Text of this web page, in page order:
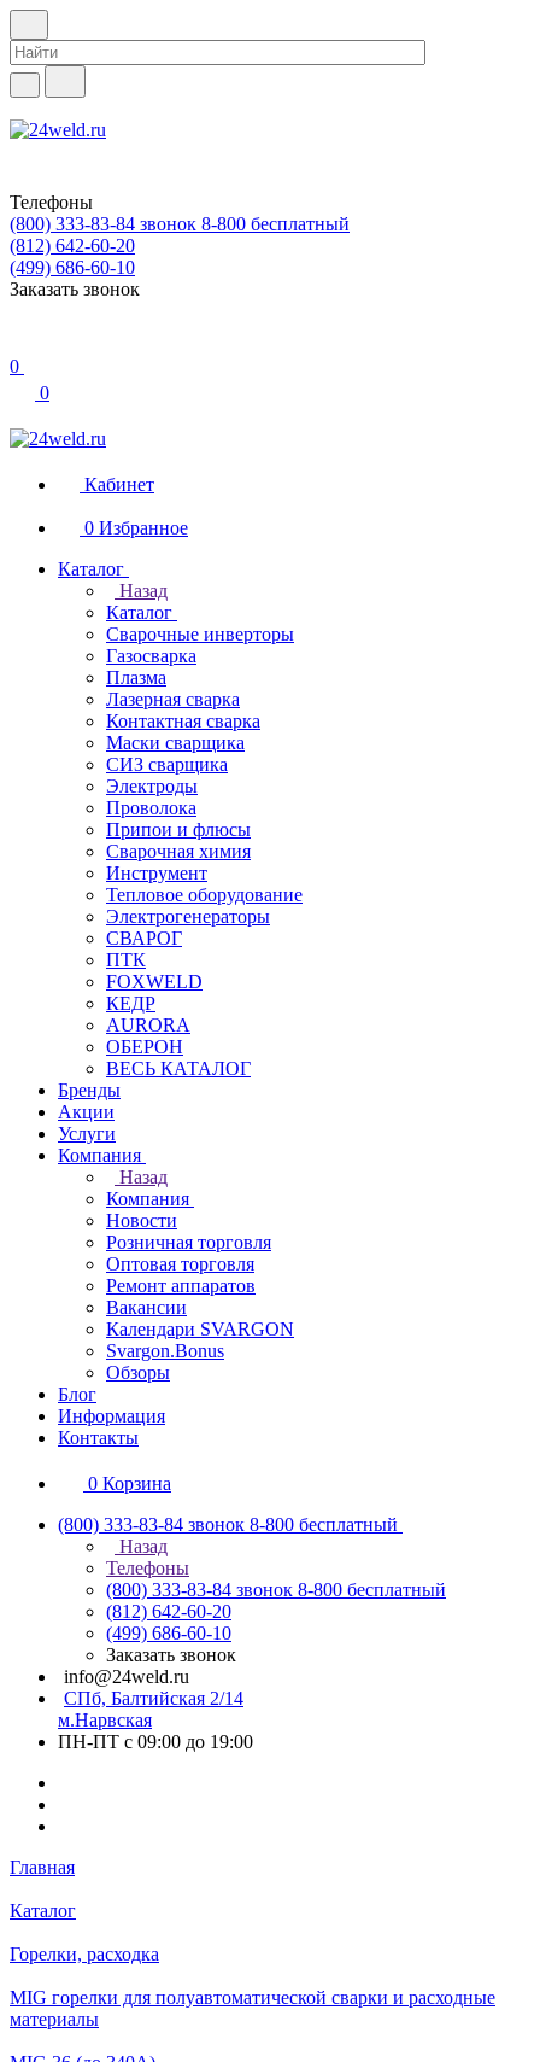
Телефоны
(800) 333-83-84 звонок 8-800 бесплатный
(812) 642-60-20
(499) 686-60-10
Заказать звонок
0
0
Кабинет
0 Избранное
Каталог
Назад
Каталог
Сварочные инверторы
Газосварка
Плазма
Лазерная сварка
Контактная сварка
Маски сварщика
СИЗ сварщика
Электроды
Проволока
Припои и флюсы
Сварочная химия
Инструмент
Тепловое оборудование
Электрогенераторы
СВАРОГ
ПТК
FOXWELD
КЕДР
AURORA
ОБЕРОН
ВЕСЬ КАТАЛОГ
Бренды
Акции
Услуги
Компания
Назад
Компания
Новости
Розничная торговля
Оптовая торговля
Ремонт аппаратов
Вакансии
Календари SVARGON
Svargon.Bonus
Обзоры
Блог
Информация
Контакты
0 Корзина
(800) 333-83-84 звонок 8-800 бесплатный
Назад
Телефоны
(800) 333-83-84 звонок 8-800 бесплатный
(812) 642-60-20
(499) 686-60-10
Заказать звонок
info@24weld.ru
СПб, Балтийская 2/14
м.Нарвская
ПН-ПТ с 09:00 до 19:00
Главная
Каталог
Горелки, расходка
MIG горелки для полуавтоматической сварки и расходные
материалы